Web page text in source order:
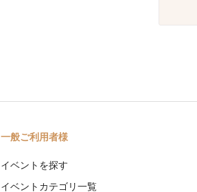
一般ご利用者様
イベントを探す
イベントカテゴリ一覧